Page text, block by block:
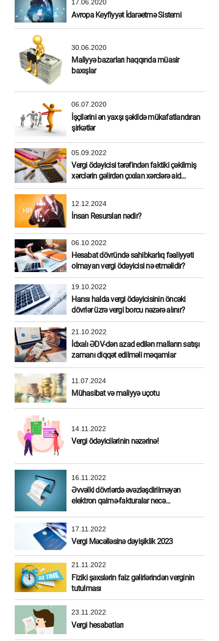
17.06.2020
Avropa Keyfiyyət İdarəetmə Sistemi
30.06.2020
Maliyyə bazarları haqqında müasir
baxışlar
06.07.2020
İşçilərini ən yaxşı şəkildə mükafatlandıran
şirkətlər
05.09.2022
Vergi ödəyicisi tərəfindən faktiki çəkilmiş
xərclərin gəlirdən çıxılan xərclərə aid
edilməsi
12.12.2024
İnsan Resursları nədir?
06.10.2022
Hesabat dövründə sahibkarlıq fəaliyyəti
olmayan vergi ödəyicisi nə etməlidir?
19.10.2022
Hansı halda vergi ödəyicisinin öncəki
dövrlər üzrə vergi borcu nəzərə alınır?
21.10.2022
İdxalı ƏDV-dən azad edilən malların satışı
zamanı diqqət edilməli məqamlar
11.07.2024
Mühasibat və maliyyə uçotu
14.11.2022
Vergi ödəyicilərinin nəzərinə!
16.11.2022
Əvvəlki dövrlərdə əvəzləşdirilməyən
elektron qaimə-fakturalar necə
17.11.2022
Vergi Məcəlləsinə dəyişiklik 2023
21.11.2022
Fiziki şəxslərin faiz gəlirlərindən verginin
tutulması
23.11.2022
Vergi hesabatları